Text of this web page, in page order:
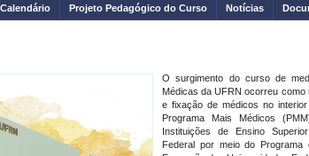
Calendário Projeto Pedagógico do Curso Notícias
O surgimento do curso de
Médicas da UFRN ocorreu
e fixação de médicos no
Programa Mais Médicos
Instituições de Ensino
Federal por meio do